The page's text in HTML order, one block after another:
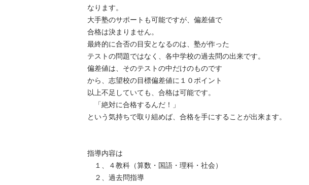
なります。
大手塾のサポートも可能ですが、偏差値で
合格は決まりません。
最終的に合否の目安となるのは、塾が作った
テストの問題ではなく、各中学校の過去問の出来です。
偏差値は、そのテストの中だけのものです
から、志望校の目標偏差値に１０ポイント
以上不足していても、合格は可能です。
「絶対に合格するんだ！」
という気持ちで取り組めば、合格を手にすることが出来ます。
指導内容は
１、４教科（算数・国語・理科・社会）
２、過去問指導